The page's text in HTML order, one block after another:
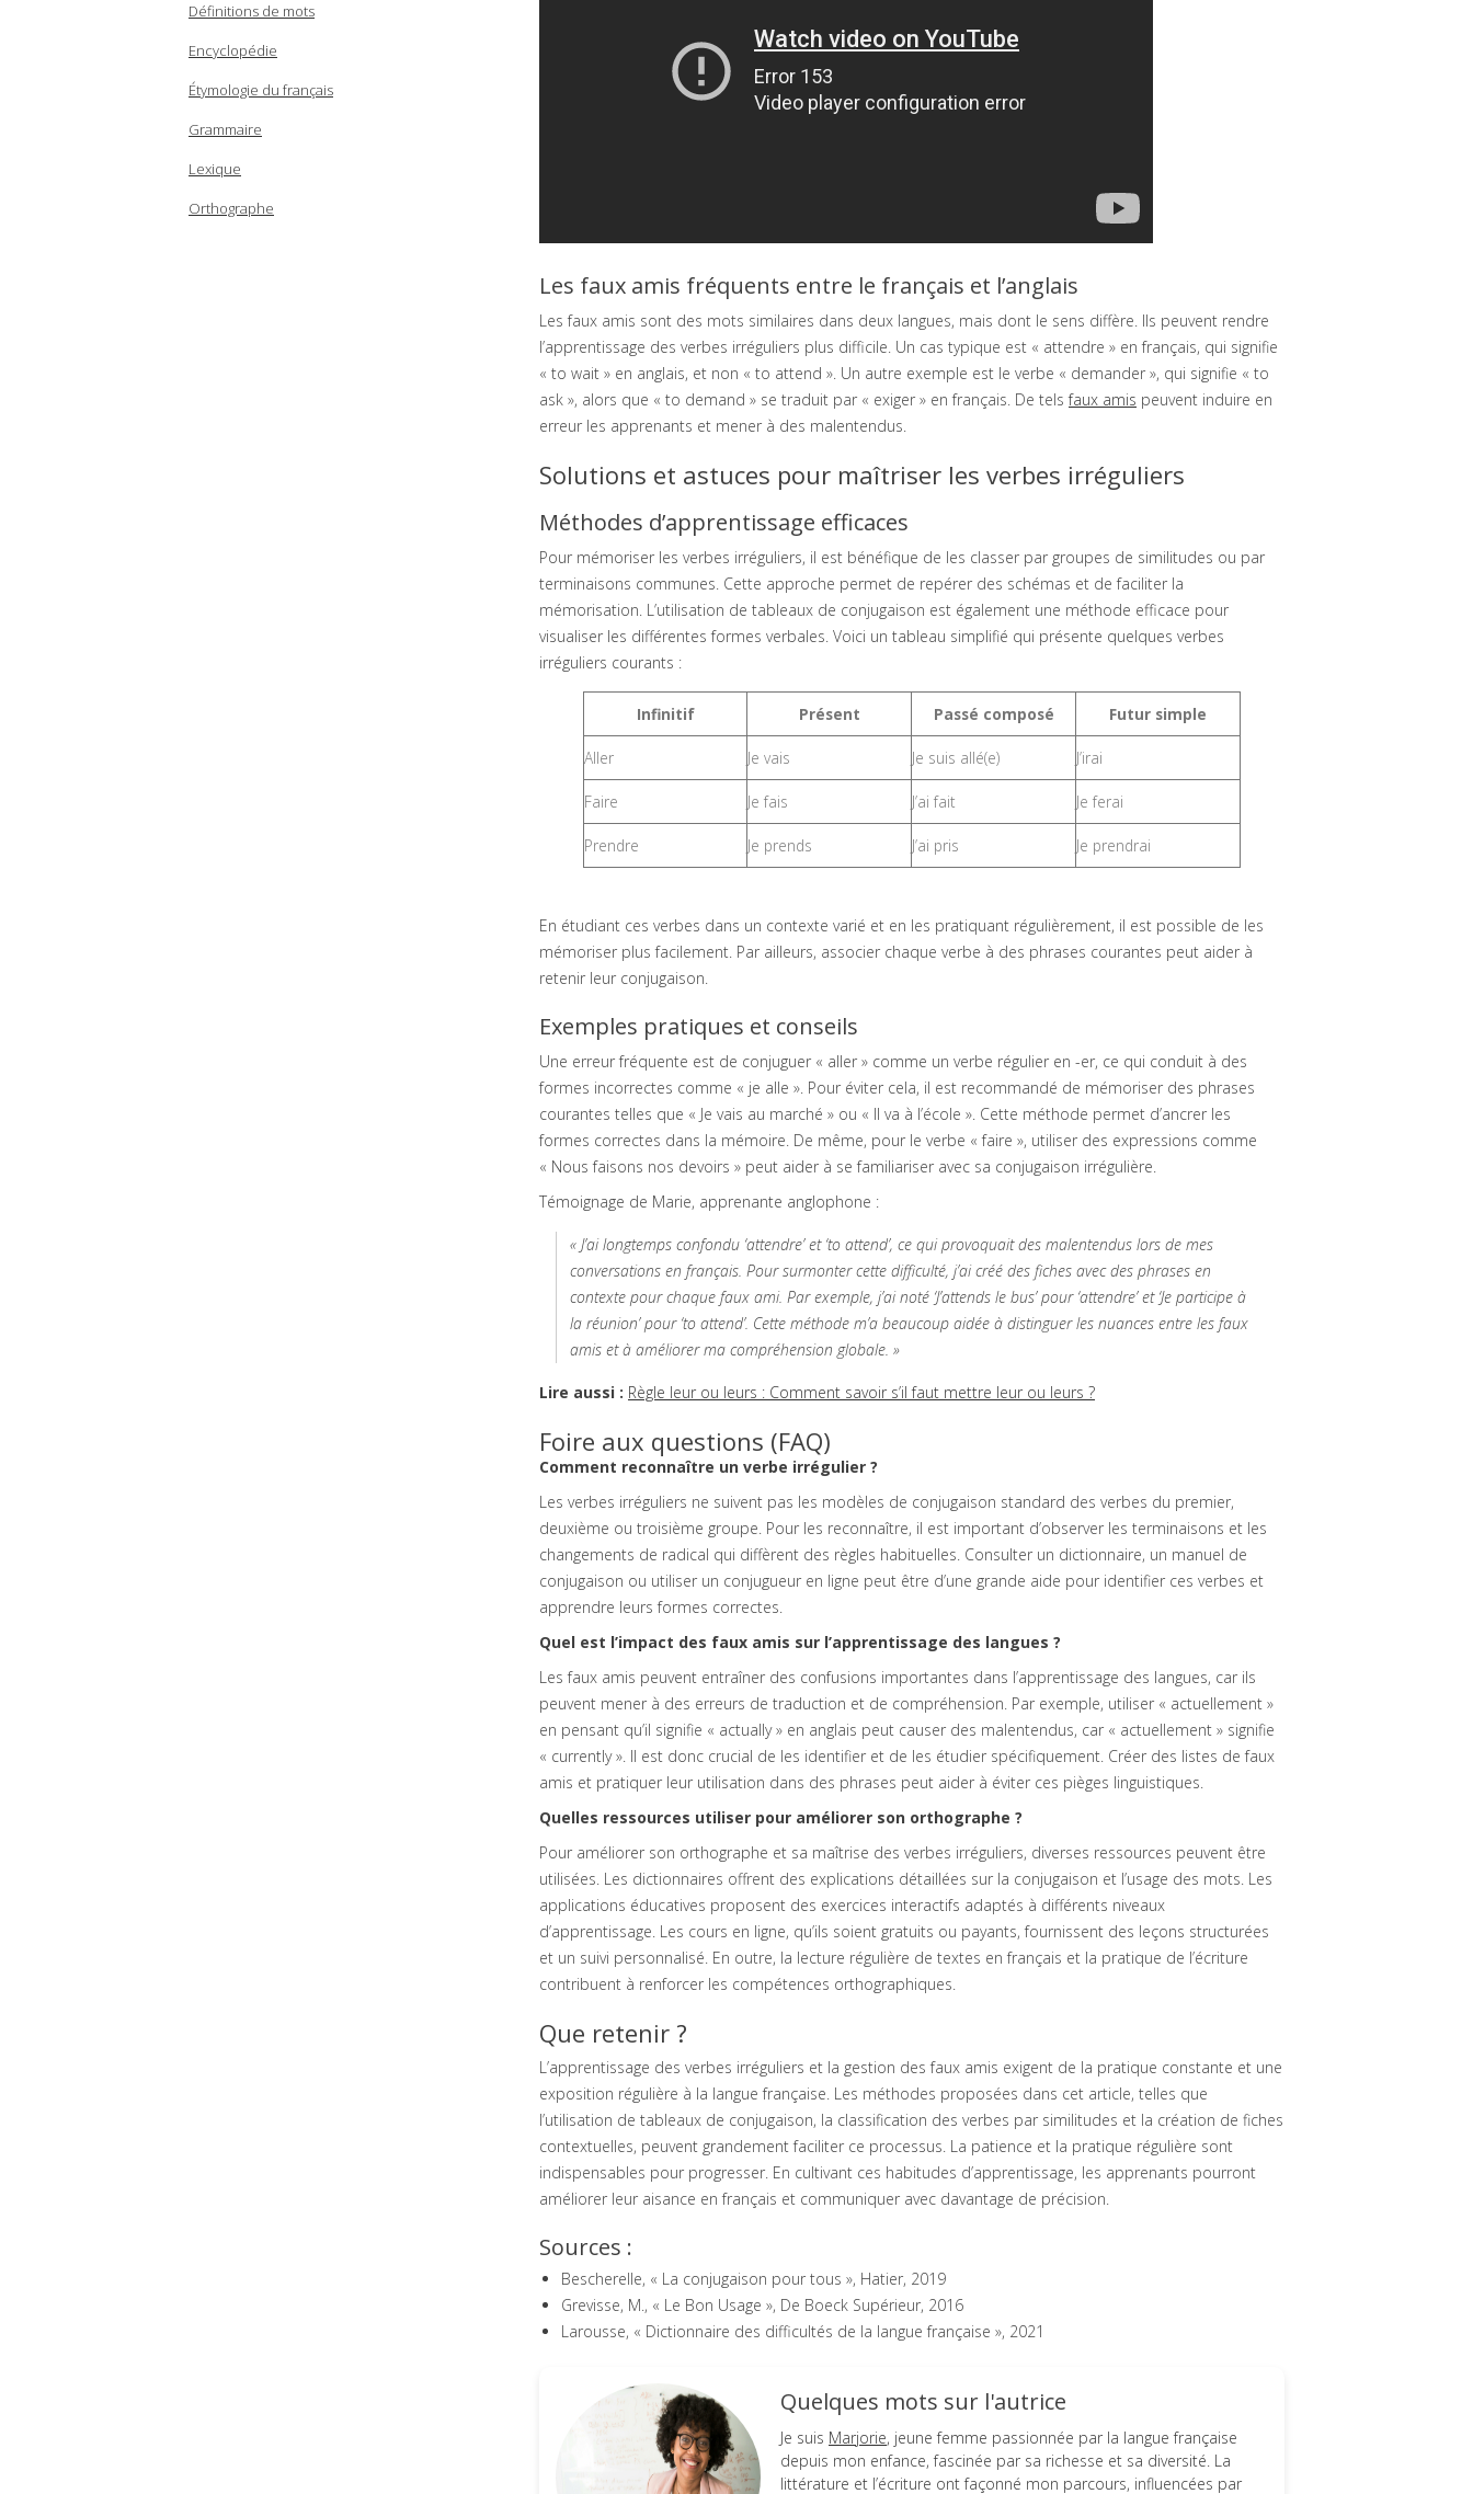
Définitions de mots
Encyclopédie
Étymologie du français
Grammaire
Lexique
Orthographe
Les faux amis fréquents entre le français et l’anglais
Les faux amis sont des mots similaires dans deux langues, mais dont le sens diffère. Ils peuvent rendre
l’apprentissage des verbes irréguliers plus difficile. Un cas typique est « attendre » en français, qui signifie
« to wait » en anglais, et non « to attend ». Un autre exemple est le verbe « demander », qui signifie « to
ask », alors que « to demand » se traduit par « exiger » en français. De telsfaux amis peuvent induire en
erreur les apprenants et mener à des malentendus.
Solutions et astuces pour maîtriser les verbes irréguliers
Méthodes d’apprentissage efficaces
Pour mémoriser les verbes irréguliers, il est bénéfique de les classer par groupes de similitudes ou par
terminaisons communes. Cette approche permet de repérer des schémas et de faciliter la
mémorisation. L’utilisation de tableaux de conjugaison est également une méthode efficace pour
visualiser les différentes formes verbales. Voici un tableau simplifié qui présente quelques verbes
irréguliers courants :
Infinitif Présent Passé composé Futur simple
Aller Je vais Je suis allé(e) J’irai
Faire Je fais J’ai fait Je ferai
Prendre Je prends J’ai pris Je prendrai
En étudiant ces verbes dans un contexte varié et en les pratiquant régulièrement, il est possible de les
mémoriser plus facilement. Par ailleurs, associer chaque verbe à des phrases courantes peut aider à
retenir leur conjugaison.
Exemples pratiques et conseils
Une erreur fréquente est de conjuguer « aller » comme un verbe régulier en -er, ce qui conduit à des
formes incorrectes comme « je alle ». Pour éviter cela, il est recommandé de mémoriser des phrases
courantes telles que « Je vais au marché » ou « Il va à l’école ». Cette méthode permet d’ancrer les
formes correctes dans la mémoire. De même, pour le verbe « faire », utiliser des expressions comme
« Nous faisons nos devoirs » peut aider à se familiariser avec sa conjugaison irrégulière.
Témoignage de Marie, apprenante anglophone :
« J’ai longtemps confondu ‘attendre’ et ‘to attend’, ce qui provoquait des malentendus lors de mes
conversations en français. Pour surmonter cette difficulté, j’ai créé des fiches avec des phrases en
contexte pour chaque faux ami. Par exemple, j’ai noté ‘J’attends le bus’ pour ‘attendre’ et ‘Je participe à
la réunion’ pour ‘to attend’. Cette méthode m’a beaucoup aidée à distinguer les nuances entre les faux
amis et à améliorer ma compréhension globale. »
Lire aussi : Règle leur ou leurs : Comment savoir s’il faut mettre leur ou leurs ?
Foire aux questions (FAQ)
Comment reconnaître un verbe irrégulier ?
Les verbes irréguliers ne suivent pas les modèles de conjugaison standard des verbes du premier,
deuxième ou troisième groupe. Pour les reconnaître, il est important d’observer les terminaisons et les
changements de radical qui diffèrent des règles habituelles. Consulter un dictionnaire, un manuel de
conjugaison ou utiliser un conjugueur en ligne peut être d’une grande aide pour identifier ces verbes et
apprendre leurs formes correctes.
Quel est l’impact des faux amis sur l’apprentissage des langues ?
Les faux amis peuvent entraîner des confusions importantes dans l’apprentissage des langues, car ils
peuvent mener à des erreurs de traduction et de compréhension. Par exemple, utiliser « actuellement »
en pensant qu’il signifie « actually » en anglais peut causer des malentendus, car « actuellement » signifie
« currently ». Il est donc crucial de les identifier et de les étudier spécifiquement. Créer des listes de faux
amis et pratiquer leur utilisation dans des phrases peut aider à éviter ces pièges linguistiques.
Quelles ressources utiliser pour améliorer son orthographe ?
Pour améliorer son orthographe et sa maîtrise des verbes irréguliers, diverses ressources peuvent être
utilisées. Les dictionnaires offrent des explications détaillées sur la conjugaison et l’usage des mots. Les
applications éducatives proposent des exercices interactifs adaptés à différents niveaux
d’apprentissage. Les cours en ligne, qu’ils soient gratuits ou payants, fournissent des leçons structurées
et un suivi personnalisé. En outre, la lecture régulière de textes en français et la pratique de l’écriture
contribuent à renforcer les compétences orthographiques.
Que retenir ?
L’apprentissage des verbes irréguliers et la gestion des faux amis exigent de la pratique constante et une
exposition régulière à la langue française. Les méthodes proposées dans cet article, telles que
l’utilisation de tableaux de conjugaison, la classification des verbes par similitudes et la création de fiches
contextuelles, peuvent grandement faciliter ce processus. La patience et la pratique régulière sont
indispensables pour progresser. En cultivant ces habitudes d’apprentissage, les apprenants pourront
améliorer leur aisance en français et communiquer avec davantage de précision.
Sources :
Bescherelle, « La conjugaison pour tous », Hatier, 2019
Grevisse, M., « Le Bon Usage », De Boeck Supérieur, 2016
Larousse, « Dictionnaire des difficultés de la langue française », 2021
Quelques mots sur l'autrice
Je suis Marjorie, jeune femme passionnée par la langue française
depuis mon enfance, fascinée par sa richesse et sa diversité. La
littérature et l’écriture ont façonné mon parcours, influencées par